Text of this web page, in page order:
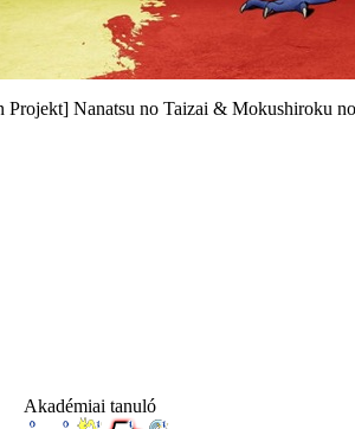
Projekt] Nanatsu no Taizai & Mokushiroku
Akadémiai tanuló